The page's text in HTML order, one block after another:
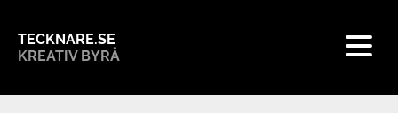
TECKNARE.SE
KREATIV BYRÅ